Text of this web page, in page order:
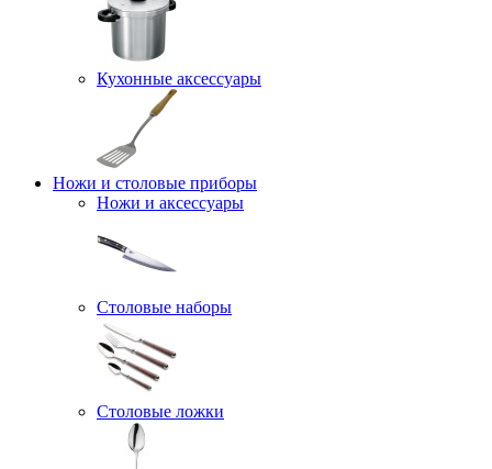
Кухонные аксессуары
Ножи и столовые приборы
Ножи и аксессуары
Столовые наборы
Столовые ложки